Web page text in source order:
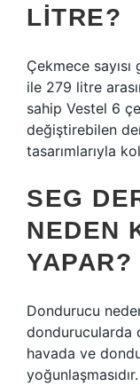
LITRE?
Çekmece
ile 279 litre
sahip Vestel 6
değiştirebilen
tasarımlarıyla
SEG
NEDEN
YAPAR?
Dondurucu
dondurucularda
havada ve